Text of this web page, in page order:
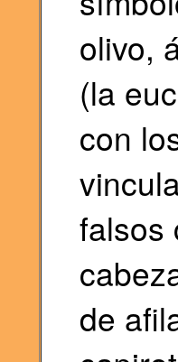
olivo,
(la
con
falsos
de